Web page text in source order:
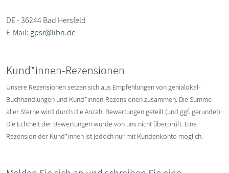
DE - 36244 Bad Hersfeld
E-Mail: gpsr@libri.de
Kund*innen-Rezensionen
Unsere Rezensionen setzen sich aus Empfehlungen von genialokal-
Buchhandlungen und Kund*innen-Rezensionen zusammen. Die Summe
aller Sterne wird durch die Anzahl Bewertungen geteilt (und ggf. gerundet).
Die Echtheit der Bewertungen wurde von uns nicht überprüft. Eine
Rezension der Kund*innen ist jedoch nur mit Kundenkonto möglich.